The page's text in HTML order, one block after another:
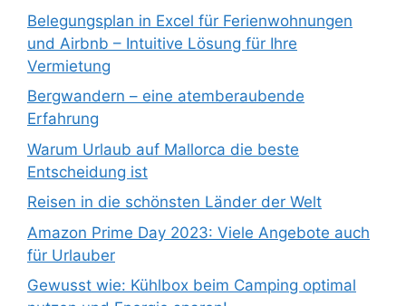
Belegungsplan in Excel für Ferienwohnungen
und Airbnb – Intuitive Lösung für Ihre
Vermietung
Bergwandern – eine atemberaubende
Erfahrung
Warum Urlaub auf Mallorca die beste
Entscheidung ist
Reisen in die schönsten Länder der Welt
Amazon Prime Day 2023: Viele Angebote auch
für Urlauber
Gewusst wie: Kühlbox beim Camping optimal